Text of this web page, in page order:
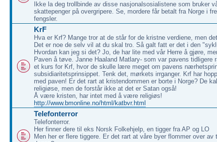
Ikke la deg trollbinde av disse nasjonalsosialistene som bruker
skattepenger på overgripere. Se, mordere får betalt fra Norge i
fengsler.
KrF
Hva er Krf? Mange tror at de står for de kristne verdiene, men
Det er noe de selv vil at du skal tro. Så galt fatt er det i den
Hvordan kan jeg si det? Jo, de har lite med vår Herre å gjøre,
Paven å tøve. Janne Haaland Matlary- som var pavens tidligere
et kurs for Krf, hvor de skulle lære meget om pavens
subsidiaritetsprinsippet. Tenk det, mørkets irrganger. Krf har
med paven! Er det rart at kristendommen er borte i Norge? De
religiøse, men de forstår ikke at det er Satan også!
Å være kristen, har intet med å være religiøs!
http://www.bmonline.no/html/katbvr.html
Telefonterror
Telefonterror.
Her finner dere til eks Norsk Folkehjelp, en tigger fra AP og LO
Men her er flere tiggere. Er det rart at våre byer flommer over av